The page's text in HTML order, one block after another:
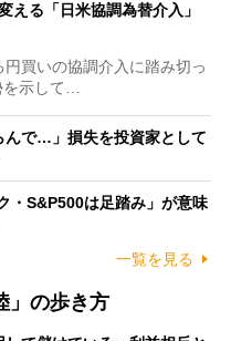
える「日米協調為替介入」
買いの協調介入に踏み切っ
を示して…
んで…」損失を投資家として
・S&P500は足踏み」が意味
一覧を見る
」の歩き方